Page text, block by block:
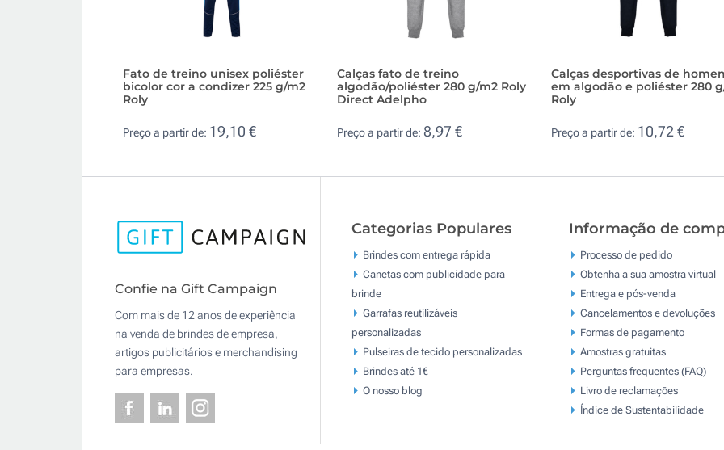
Fato de treino unisex poliéster
bicolor cor a condizer 225 g/m2
Roly
Preço a partir de: 19,10 €
Calças fato de treino
algodão/poliéster 280 g/m2 Roly
Direct Adelpho
Preço a partir de: 8,97 €
Calças desportivas de
em algodão e poliéster 280
Roly
Preço a partir de: 10,72 €
Confie na Gift Campaign
Com mais de 12 anos de experiência
na venda de brindes de empresa,
artigos publicitários e merchandising
para empresas.
Categorias Populares
Brindes com entrega rápida
Canetas com publicidade para
brinde
Garrafas reutilizáveis
personalizadas
Pulseiras de tecido personalizadas
Brindes até 1€
O nosso blog
Informação de
Processo de pedido
Obtenha a sua amostra virtual
Entrega e pós-venda
Cancelamentos e devoluções
Formas de pagamento
Amostras gratuitas
Perguntas frequentes (FAQ)
Livro de reclamaçōes
Índice de Sustentabilidade